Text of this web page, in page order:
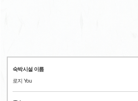
숙박시설 이름
로지 You